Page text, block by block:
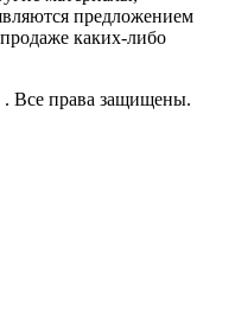
предложением
каких-либо
. Все права защищены.